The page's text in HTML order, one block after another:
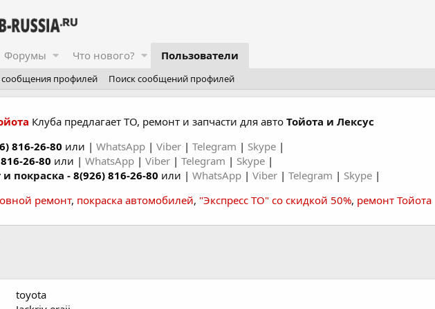
Форумы Что нового? Пользователи
профилей Поиск сообщений профилей
Клуба предлагает ТО, ремонт и запчасти для авто Тойота и Лексус
816-26-80 или | WhatsApp | Viber | Telegram | Skype |
26-80 или | WhatsApp | Viber | Telegram | Skype |
покраска -8(926) 816-26-80 или | WhatsApp | Viber | Telegram | Skype |
ремонт, покраска автомобилей, "Экспресс ТО" со скидкой 50%, ремонт Тойота
toyota